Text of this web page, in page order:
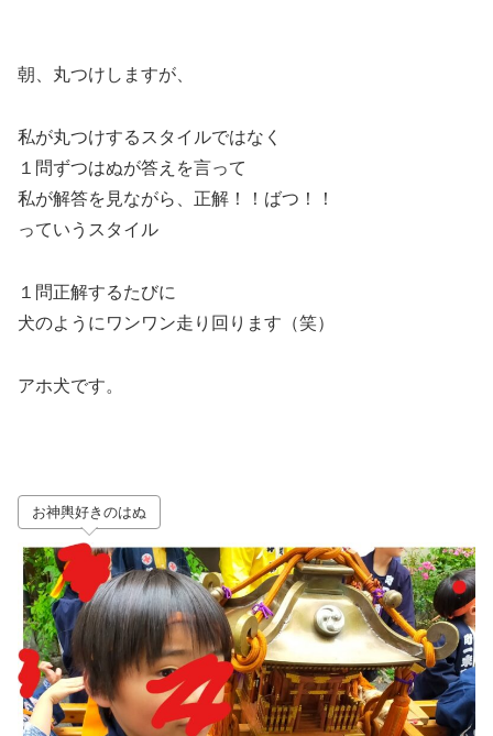
朝、丸つけしますが、
私が丸つけするスタイルではなく
１問ずつはぬが答えを言って
私が解答を見ながら、正解！！ばつ！！
っていうスタイル
１問正解するたびに
犬のようにワンワン走り回ります（笑）
アホ犬です。
お神輿好きのはぬ